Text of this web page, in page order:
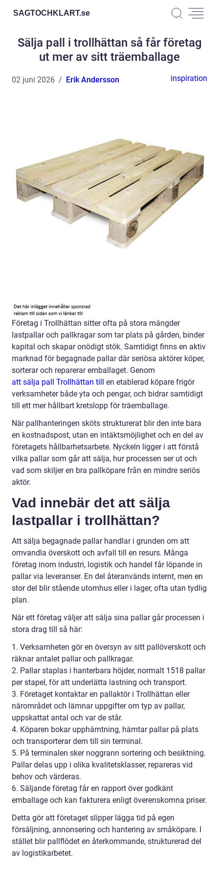
SAGTOCHKLART.se
Sälja pall i trollhättan så får företag
ut mer av sitt träemballage
02 juni 2026 Erik Andersson inspiration
Företag i Trollhättan sitter ofta på stora mängder
lastpallar och pallkragar som tar plats på gården, binder
kapital och skapar onödigt stök. Samtidigt finns en aktiv
marknad för begagnade pallar där seriösa aktörer köper,
sorterar och reparerar emballaget. Genom
att sälja pall Trollhättan till en etablerad köpare frigör
verksamheter både yta och pengar, och bidrar samtidigt
till ett mer hållbart kretslopp för träemballage.
När pallhanteringen sköts strukturerat blir den inte bara
en kostnadspost, utan en intäktsmöjlighet och en del av
företagets hållbarhetsarbete. Nyckeln ligger i att förstå
vilka pallar som går att sälja, hur processen ser ut och
vad som skiljer en bra pallköpare från en mindre seriös
aktör.
Vad innebär det att sälja
lastpallar i trollhättan?
Att sälja begagnade pallar handlar i grunden om att
omvandla överskott och avfall till en resurs. Många
företag inom industri, logistik och handel får löpande in
pallar via leveranser. En del återanvänds internt, men en
stor del blir stående utomhus eller i lager, ofta utan tydlig
plan.
När ett företag väljer att sälja sina pallar går processen i
stora drag till så här:
1. Verksamheten gör en översyn av sitt pallöverskott och
räknar antalet pallar och pallkragar.
2. Pallar staplas i hanterbara höjder, normalt 1518 pallar
per stapel, för att underlätta lastning och transport.
3. Företaget kontaktar en pallaktör i Trollhättan eller
närområdet och lämnar uppgifter om typ av pallar,
uppskattat antal och var de står.
4. Köparen bokar upphämtning, hämtar pallar på plats
och transporterar dem till sin terminal.
5. På terminalen sker noggrann sortering och besiktning.
Pallar delas upp i olika kvalitetsklasser, repareras vid
behov och värderas.
6. Säljande företag får en rapport över godkänt
emballage och kan fakturera enligt överenskomna priser.
Detta gör att företaget slipper lägga tid på egen
försäljning, annonsering och hantering av småköpare. I
stället blir pallflödet en återkommande, strukturerad del
av logistikarbetet.